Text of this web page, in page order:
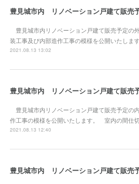
豊見城市内リノベーション戸建て販売予定の
装工事及び内部造作工事の模様を公開いたしま
2021.08.13 13:02
豊見城市内リノベーション戸建て販売予定の
作工事の模様を公開いたします。 室内の間仕
2021.08.13 12:40